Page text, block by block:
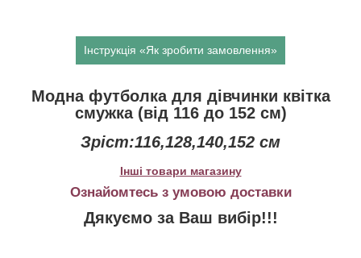
Інструкція «Як зробити замовлення»
Модна футболка для дівчинки квітка
смужка (від 116 до 152 см)
Зріст:116,128,140,152 см
Інші товари магазину
Ознайомтесь з умовою доставки
Дякуємо за Ваш вибір!!!